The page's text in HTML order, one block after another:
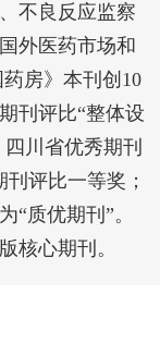
不良反应监察
外医药市场和
房》本刊创10
刊评比“整体设
川省优秀期刊
评比一等奖；
“质优期刊”。
核心期刊。